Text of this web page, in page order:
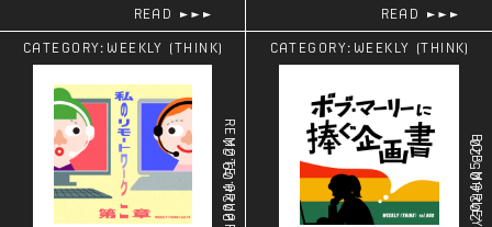
READ READ
CATEGORY: WEEKLY (THINK)
2024.09.24
REMOTE ARUARU
CATEGORY: WEEKLY (THINK)
2024.05.20
BOB MARLEY